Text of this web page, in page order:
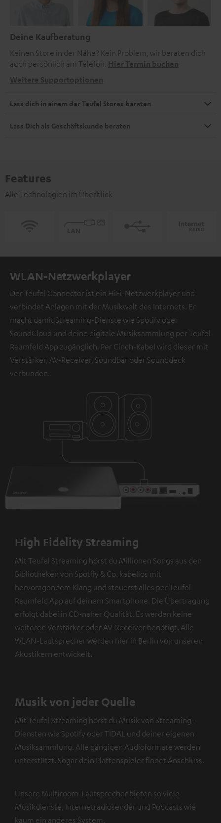
Deine Kaufberatung
Keinen Store in der Nähe? Kein Problem, wir beraten dich
auch persönlich am Telefon. Hier Termin buchen
Weitere Supportoptionen
Lass dich in einem der Teufel Stores beraten
Lass Dich als Geschäftskunde beraten
Features
Alle Technologien im Überblick
WLAN-Netzwerkplayer
Der Teufel Connector ist ein HiFi-Netzwerkplayer und
verbindet Anlagen mit der Musikwelt des Internets. Er
macht damit Streaming-Dienste wie Spotify oder
SoundCloud und deine digitale Musiksammlung per Teufel
Raumfeld App zugänglich. Per Cinch-Kabel wird dieser mit
Verstärker, AV-Receiver, Soundbar oder Sounddeck
verbunden.
High Fidelity Streaming
Mit Teufel Streaming hörst du Millionen Songs aus den
Bibliotheken von Spotify & Co. kabellos mit
hervoragendem Klang und steuerst alles per Teufel
Raumfeld App auf deinem Smartphone. Die Übertragung
erfolgt dabei in CD-naher Qualität. Es werden keine
weiteren Verstärker oder AV-Receiver benötigt. Alle
WLAN-Lautsprecher werden hier in Berlin von unseren
Akustikern entwickelt.
Musik von jeder Quelle
Mit Teufel Streaming hörst du Musik von Streaming-
Diensten wie Spotify oder TIDAL und deiner eigenen
Musiksammlung. Alle gängigen Audioformate werden
unterstützt. Sogar dein Plattenspieler findet Anschluss.
Unsere Multiroom-Lautsprecher bieten so viele
Musikdienste, Internetradiosender und Podcasts wie
kaum ein anderes System.